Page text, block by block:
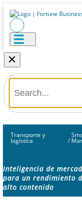
×
Transporte y
logística /
Inteligencia de
para un rendimiento
alto contenido